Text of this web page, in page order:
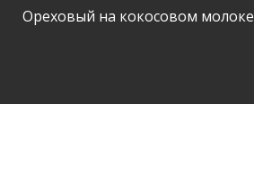
Ореховый на кокосовом молоке